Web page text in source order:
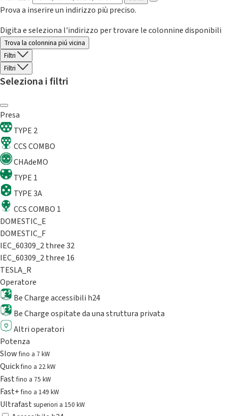
Prova a inserire un indirizzo più preciso.
Digita e seleziona l'indirizzo per trovare le colonnine disponibili
Trova la colonnina piú vicina
Filtri
Filtri
Seleziona i filtri
Presa
TYPE 2
CCS COMBO
CHAdeMO
TYPE 1
TYPE 3A
CCS COMBO 1
DOMESTIC_E
DOMESTIC_F
IEC_60309_2 three 32
IEC_60309_2 three 16
TESLA_R
Operatore
Be Charge accessibili h24
Be Charge ospitate da una struttura privata
Altri operatori
Potenza
Slowfino a 7 kW
Quickfino a 22 kW
Fastfino a 75 kW
Fast+fino a 149 kW
Ultrafast superiori a 150 kW